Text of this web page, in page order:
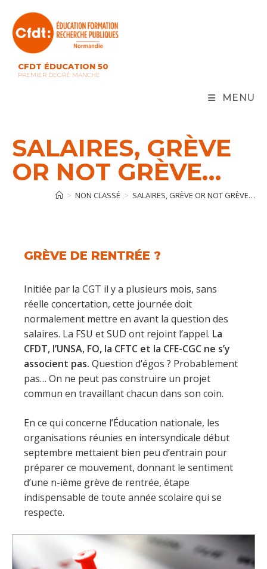
content
CFDT ÉDUCATION 50
PREMIER DEGRÉ MANCHE
MENU
SALAIRES, GRÈVE
OR NOT GRÈVE…
> NON CLASSÉ > SALAIRES, GRÈVE OR NOT GRÈVE…
GRÈVE DE RENTRÉE ?
Initiée par la CGT il y a plusieurs mois, sans
réelle concertation, cette journée doit
normalement mettre en avant la question des
salaires. La FSU et SUD ont rejoint l’appel. La
CFDT, l’UNSA, FO, la CFTC et la CFE-CGC ne s’y
associent pas. Question d’égos ? Probablement
pas… On ne peut pas construire un projet
commun en travaillant chacun dans son coin.
En ce qui concerne l’Éducation nationale, les
organisations réunies en intersyndicale début
septembre mettaient bien peu d’entrain pour
préparer ce mouvement, donnant le sentiment
d’une n-ième grève de rentrée, étape
indispensable de toute année scolaire qui se
respecte.